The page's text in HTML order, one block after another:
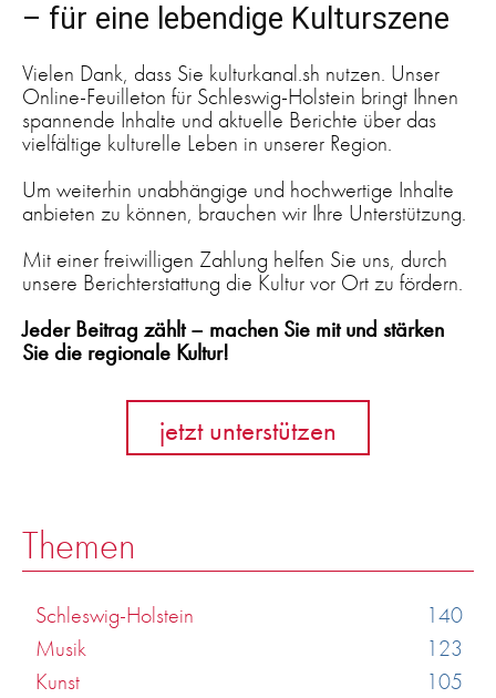
– für eine lebendige Kulturszene
Vielen Dank, dass Sie kulturkanal.sh nutzen. Unser
Online-Feuilleton für Schleswig-Holstein bringt Ihnen
spannende Inhalte und aktuelle Berichte über das
vielfältige kulturelle Leben in unserer Region.
Um weiterhin unabhängige und hochwertige Inhalte
anbieten zu können, brauchen wir Ihre Unterstützung.
Mit einer freiwilligen Zahlung helfen Sie uns, durch
unsere Berichterstattung die Kultur vor Ort zu fördern.
Jeder Beitrag zählt – machen Sie mit und stärken
Sie die regionale Kultur!
jetzt unterstützen
Themen
Schleswig-Holstein
140
Musik
123
Kunst
105